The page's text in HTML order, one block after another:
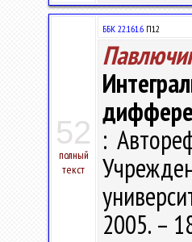
52
полный
текст
ББК 22.161.6 П12
:
2005. –